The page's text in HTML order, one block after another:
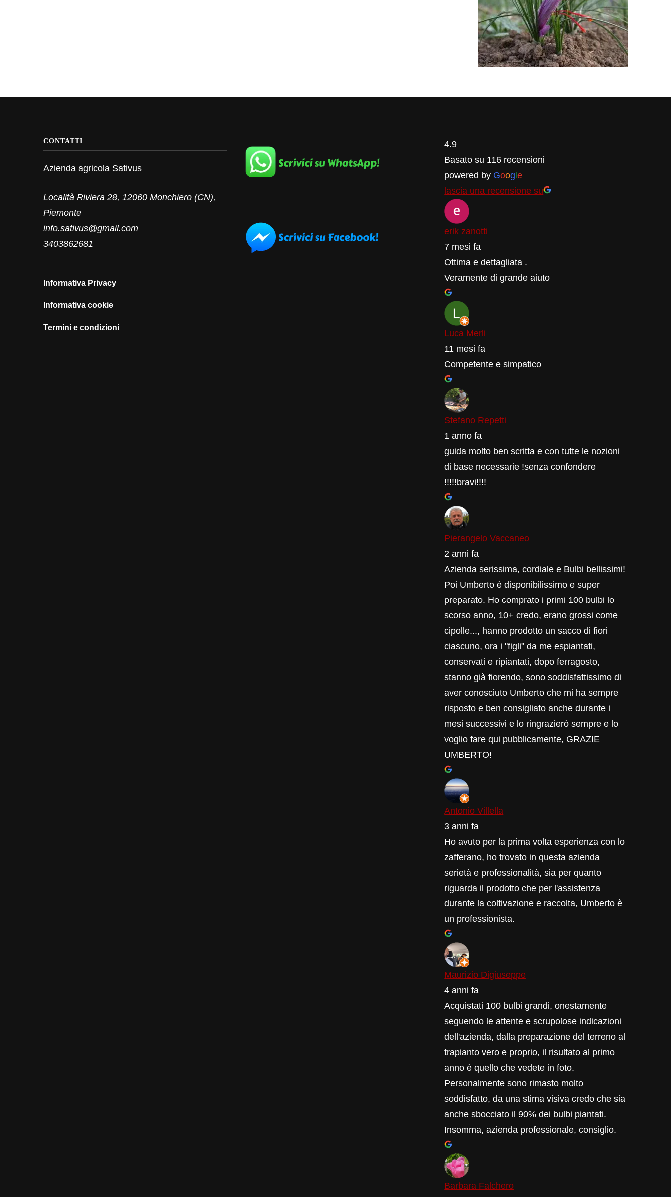
CONTATTI
Azienda agricola Sativus
Località Riviera 28, 12060 Monchiero (CN),
Piemonte
info.sativus@gmail.com
3403862681
Informativa Privacy
Informativa cookie
Termini e condizioni
4.9
Basato su 116 recensioni
powered by Google
lascia una recensione su
erik zanotti
7 mesi fa
Ottima e dettagliata .
Veramente di grande aiuto
Luca Merli
11 mesi fa
Competente e simpatico
Stefano Repetti
1 anno fa
guida molto ben scritta e con tutte le nozioni
di base necessarie !senza confondere
!!!!!bravi!!!!
Pierangelo Vaccaneo
2 anni fa
Azienda serissima, cordiale e Bulbi bellissimi!
Poi Umberto è disponibilissimo e super
preparato. Ho comprato i primi 100 bulbi lo
scorso anno, 10+ credo, erano grossi come
cipolle..., hanno prodotto un sacco di fiori
ciascuno, ora i "figli" da me espiantati,
conservati e ripiantati, dopo ferragosto,
stanno già fiorendo, sono soddisfattissimo di
aver conosciuto Umberto che mi ha sempre
risposto e ben consigliato anche durante i
mesi successivi e lo ringrazierò sempre e lo
voglio fare qui pubblicamente, GRAZIE
UMBERTO!
Antonio Villella
3 anni fa
Ho avuto per la prima volta esperienza con lo
zafferano, ho trovato in questa azienda
serietà e professionalità, sia per quanto
riguarda il prodotto che per l'assistenza
durante la coltivazione e raccolta, Umberto è
un professionista.
Maurizio Digiuseppe
4 anni fa
Acquistati 100 bulbi grandi, onestamente
seguendo le attente e scrupolose indicazioni
dell'azienda, dalla preparazione del terreno al
trapianto vero e proprio, il risultato al primo
anno è quello che vedete in foto.
Personalmente sono rimasto molto
soddisfatto, da una stima visiva credo che sia
anche sbocciato il 90% dei bulbi piantati.
Insomma, azienda professionale, consiglio.
Barbara Falchero